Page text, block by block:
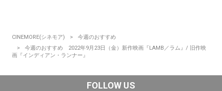
CINEMORE(シネモア)
今週のおすすめ
今週のおすすめ 2022年9月23日（金）新作映画『LAMB／ラム』/ 旧作映
画『インディアン・ランナー』
FOLLOW US